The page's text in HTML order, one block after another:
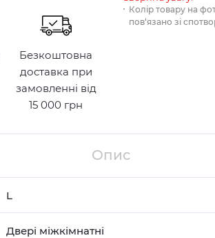
Безкоштовна
доставка при
замовленні від
15 000 грн
Колір товару на
пов‘язано зі
Опис
L
Двері міжкімнатні